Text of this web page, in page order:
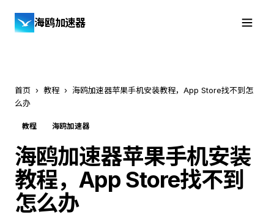
海鸥加速器
首页 › 教程 › 海鸥加速器苹果手机安装教程，App Store找不到怎
么办
教程 海鸥加速器
海鸥加速器苹果手机安装
教程，App Store找不到
怎么办